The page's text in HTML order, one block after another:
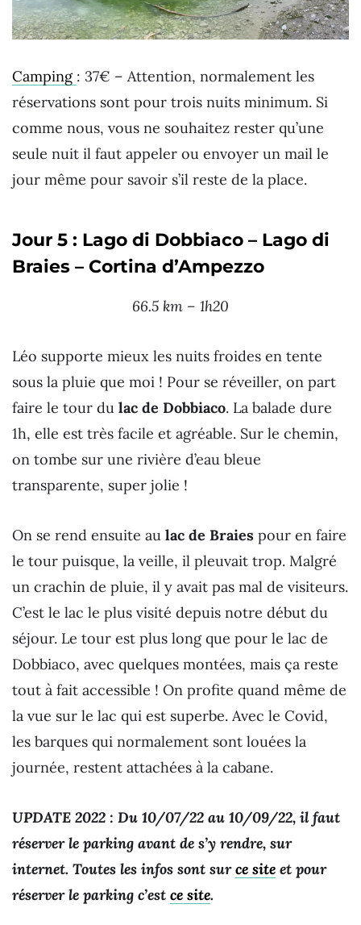
Camping : 37€ – Attention, normalement les
réservations sont pour trois nuits minimum. Si
comme nous, vous ne souhaitez rester qu’une
seule nuit il faut appeler ou envoyer un mail le
jour même pour savoir s’il reste de la place.
Jour 5 : Lago di Dobbiaco – Lago di
Braies – Cortina d’Ampezzo
66.5 km – 1h20
Léo supporte mieux les nuits froides en tente
sous la pluie que moi ! Pour se réveiller, on part
faire le tour du lac de Dobbiaco. La balade dure
1h, elle est très facile et agréable. Sur le chemin,
on tombe sur une rivière d’eau bleue
transparente, super jolie !
On se rend ensuite au lac de Braies pour en faire
le tour puisque, la veille, il pleuvait trop. Malgré
un crachin de pluie, il y avait pas mal de visiteurs.
C’est le lac le plus visité depuis notre début du
séjour. Le tour est plus long que pour le lac de
Dobbiaco, avec quelques montées, mais ça reste
tout à fait accessible ! On profite quand même de
la vue sur le lac qui est superbe. Avec le Covid,
les barques qui normalement sont louées la
journée, restent attachées à la cabane.
UPDATE 2022 : Du 10/07/22 au 10/09/22, il faut
réserver le parking avant de s’y rendre, sur
internet. Toutes les infos sont surce site et pour
réserver le parking c’est ce site.